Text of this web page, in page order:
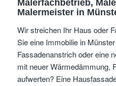
Malerfachbetrieb,
Malermeister in
Wir streichen Ihr Haus oder
Sie eine Immobilie in
Fassadenanstrich oder eine
mit neuer Wärmedämmung,
aufwerten? Eine